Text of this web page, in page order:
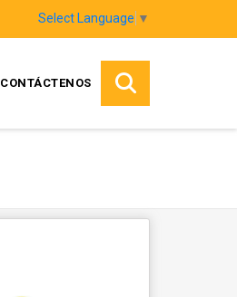
Select Language ▼
CONTÁCTENOS